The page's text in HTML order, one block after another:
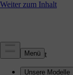
Nachhaltigkeit